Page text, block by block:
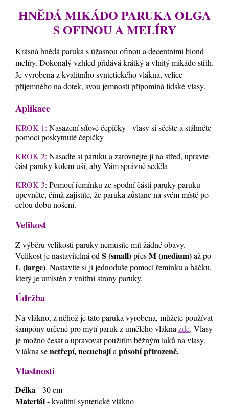
HNĚDÁ MIKÁDO PARUKA OLGA
S OFINOU A MELÍRY
Krásná hnědá paruka s úžasnou ofinou a decentními blond
melíry. Dokonalý vzhled přidává krátký a vlnitý mikádo střih.
Je vyrobena z kvalitního syntetického vlákna, velice
příjemného na dotek, svou jemností připomíná lidské vlasy.
Aplikace
KROK 1: Nasazení síťové čepičky - vlasy si sčešte a stáhněte
pomocí poskytnuté čepičky
KROK 2: Nasaďte si paruku a zarovnejte ji na střed, upravte
část paruky kolem uší, aby Vám správně seděla
KROK 3: Pomocí řemínku ze spodní části paruky paruku
upevněte, čímž zajistíte, že paruka zůstane na svém místě po
celou dobu nošení.
Velikost
Z výběru velikosti paruky nemusíte mít žádné obavy.
Velikost je nastavitelná od S (small)přesM (medium)až po
L (large). Nastavíte si ji jednoduše pomocí řemínku a háčku,
který je umístěn z vnitřní strany paruky,
Údržba
Na vlákno, z něhož je tato paruka vyrobena, můžete používat
šampóny určené pro mytí paruk z umělého vláknazde. Vlasy
je možno česat a upravovat použitím běžným laků na vlasy.
Vlákna senetřepí, necuchajíapůsobí přirozeně.
Vlastnosti
Délka- 30 cm
Materiál- kvalitní syntetické vlákno